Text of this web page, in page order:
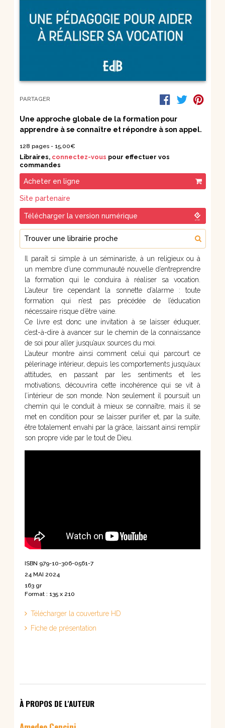
PARTAGER
Une approche globale de la formation pour
apprendre à se connaître et répondre à son appel.
128 pages - 15,00€
Libraires, connectez-vous pour effectuer vos
commandes
Acheter en ligne
Site partenaire
Télécharger la version numérique
Trouver une librairie proche
Il paraît si simple à un séminariste, à un religieux ou à
un membre d’une communauté nouvelle d’entreprendre
la formation qui le conduira à réaliser sa vocation.
L’auteur tire cependant la sonnette d’alarme : toute
formation qui n’est pas précédée de l’éducation
nécessaire risque d’être vaine.
Ce livre est donc une invitation à se laisser éduquer,
c’est-à-dire à avancer sur le chemin de la connaissance
de soi pour aller jusqu’aux sources du moi.
L’auteur montre ainsi comment celui qui parcourt ce
pèlerinage intérieur, depuis les comportements jusqu’aux
attitudes, en passant par les sentiments et les
motivations, découvrira cette incohérence qui se vit à
l’intérieur de son monde. Non seulement il poursuit un
chemin qui le conduit à mieux se connaître, mais il se
met en condition pour se laisser purifier et, par la suite,
être totalement envahi par la grâce, laissant ainsi remplir
son propre vide par le tout de Dieu.
ISBN 979-10-306-0561-7
24 MAI 2024
163 gr
Format : 135 x 210
Télécharger la couverture HD
Fiche de présentation
À PROPOS DE L'AUTEUR